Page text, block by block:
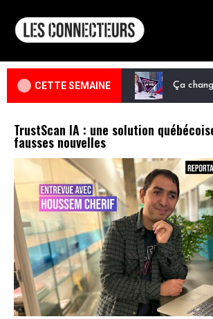
CETTE SEMAINE Ça
TrustScan IA : une solution
fausses nouvelles